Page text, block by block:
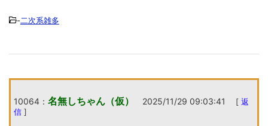
-二次系雑多
10064： 名無しちゃん（仮） 2025/11/29 09:03:41 [ 返
信 ]